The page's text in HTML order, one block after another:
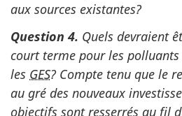
aux sources existantes?
Question 4. Quels devraient
court terme pour les
les GES? Compte tenu que le
au gré des nouveaux
objectifs sont resserrés au fil